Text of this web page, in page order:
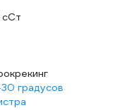
сСт
градусов